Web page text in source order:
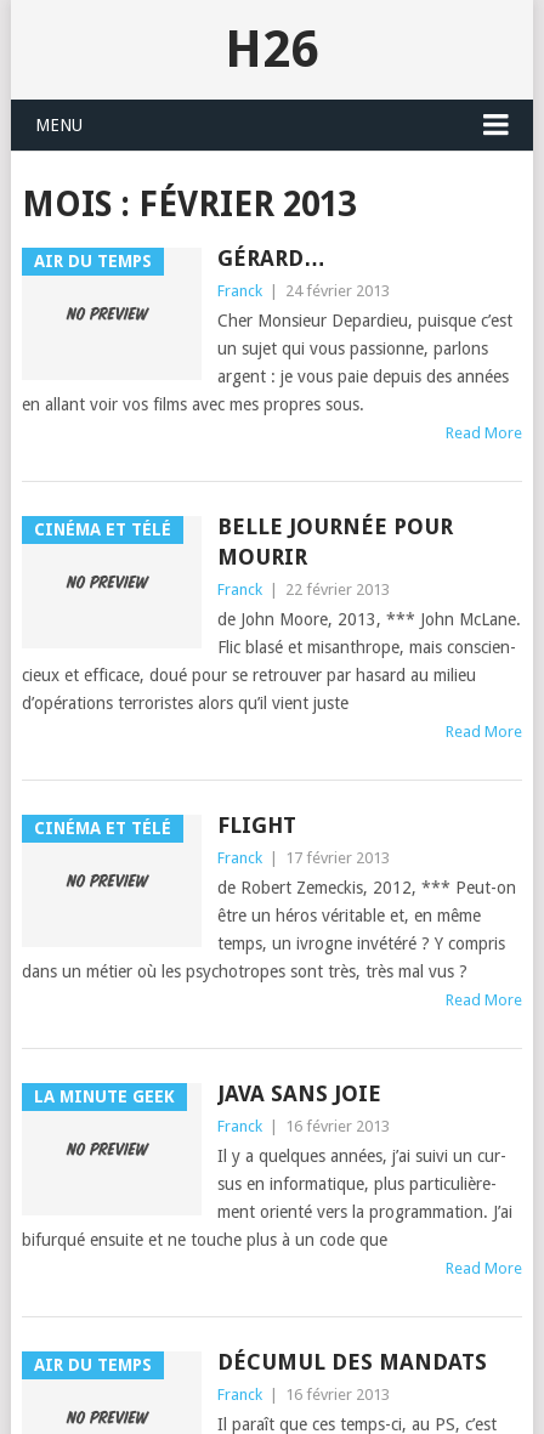
H26
MENU
MOIS : FÉVRIER 2013
AIR DU TEMPS GÉRARD…
Franck 24 février 2013
Cher Mon­sieur Depardieu, puisque c’est
un sujet qui vous pas­sionne, par­lons
argent : je vous paie depuis des années
en allant voir vos films avec mes pro­pres sous.
Read More
CINÉMA ET TÉLÉ
BELLE JOURNÉE POUR
MOURIR
Franck 22 février 2013
de John Moore, 2013, *** John McLane.
Flic blasé et mis­an­thrope, mais con­scien­
cieux et effi­cace, doué pour se retrou­ver par hasard au milieu
d’opéra­tions ter­ror­istes alors qu’il vient juste
Read More
CINÉMA ET TÉLÉ FLIGHT
Franck 17 février 2013
de Robert Zemeck­is, 2012, *** Peut-on
être un héros véri­ta­ble et, en même
temps, un ivrogne invétéré ? Y com­pris
dans un méti­er où les psy­chotropes sont très, très mal vus ?
Read More
LA MINUTE GEEK JAVA SANS JOIE
Franck 16 février 2013
Il y a quelques années, j’ai suivi un cur­
sus en infor­ma­tique, plus par­ti­c­ulière­
ment ori­en­té vers la pro­gram­ma­tion. J’ai
bifurqué ensuite et ne touche plus à un code que
Read More
AIR DU TEMPS DÉCUMUL DES MANDATS
Franck 16 février 2013
Il paraît que ces temps-ci, au PS, c’est